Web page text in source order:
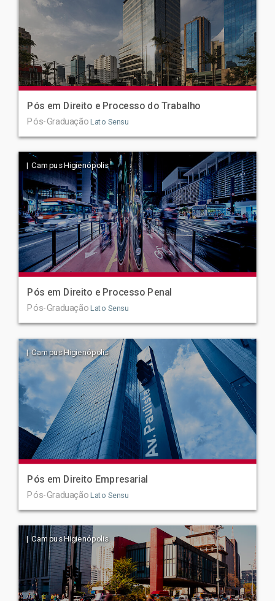
Pós em Direito e Processo do Trabalho
Pós-Graduação Lato Sensu
| Campus Higienópolis
Pós em Direito e Processo Penal
Pós-Graduação Lato Sensu
| Campus Higienópolis
Pós em Direito Empresarial
Pós-Graduação Lato Sensu
| Campus Higienópolis